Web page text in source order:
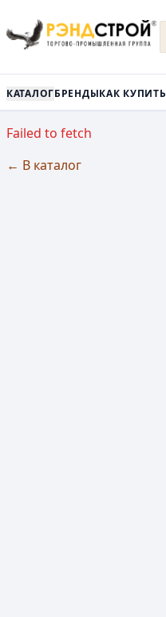
КАТАЛОГБРЕНДЫКАК КУПИТЬ
Failed to fetch
← В каталог